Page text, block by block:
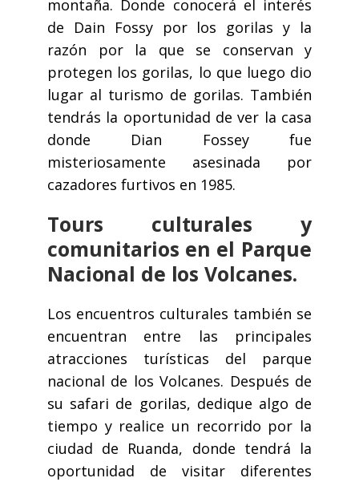
montaña. Donde conocerá el interés
de Dain Fossy por los gorilas y la
razón por la que se conservan y
protegen los gorilas, lo que luego dio
lugar al turismo de gorilas. También
tendrás la oportunidad de ver la casa
donde Dian Fossey fue
misteriosamente asesinada por
cazadores furtivos en 1985.
Tours culturales y
comunitarios en el Parque
Nacional de los Volcanes.
Los encuentros culturales también se
encuentran entre las principales
atracciones turísticas del parque
nacional de los Volcanes. Después de
su safari de gorilas, dedique algo de
tiempo y realice un recorrido por la
ciudad de Ruanda, donde tendrá la
oportunidad de visitar diferentes